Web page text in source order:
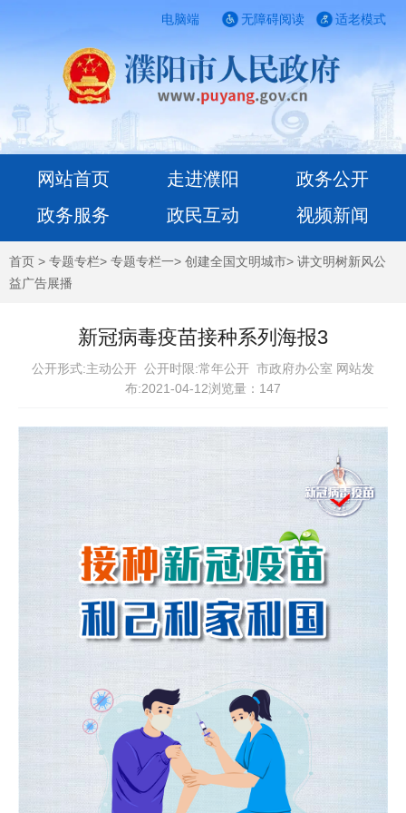
电脑端 适老模式
无障碍阅读
网站首页 走进濮阳
政务公开
政务服务
政民互动 视频新闻
首页 > 专题专栏> 专题专栏一> 创建全国文明城市> 讲文明树新风公
益广告展播
新冠病毒疫苗接种系列海报3
公开形式:主动公开 公开时限:常年公开 市政府办公室 网站发
布:2021-04-12浏览量： 147